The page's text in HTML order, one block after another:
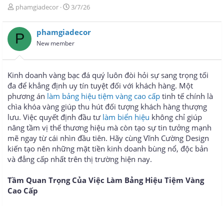
T
r
e
a
d
s
a
r
t
e
r
phamgiadecor
N
à
y
g
i
3/7/26
P phamgiadecor
New member
Kinh doanh vàng bạc đá quý luôn đòi hỏi sự sang trọng tối
đa để khẳng định uy tín tuyệt đối với khách hàng. Một
phương án làm bảng hiệu tiệm vàng cao cấp tinh tế chính là
chìa khóa vàng giúp thu hút đối tượng khách hàng thượng
lưu. Việc quyết định đầu tư làm biển hiệu không chỉ giúp
nâng tầm vị thế thương hiệu mà còn tạo sự tin tưởng mạnh
mẽ ngay từ cái nhìn đầu tiên. Hãy cùng Vĩnh Cường Design
kiến tạo nên những mặt tiền kinh doanh bùng nổ, độc bản
và đẳng cấp nhất trên thị trường hiện nay.
Tầm Quan Trọng Của Việc Làm Bảng Hiệu Tiệm Vàng
Cao Cấp